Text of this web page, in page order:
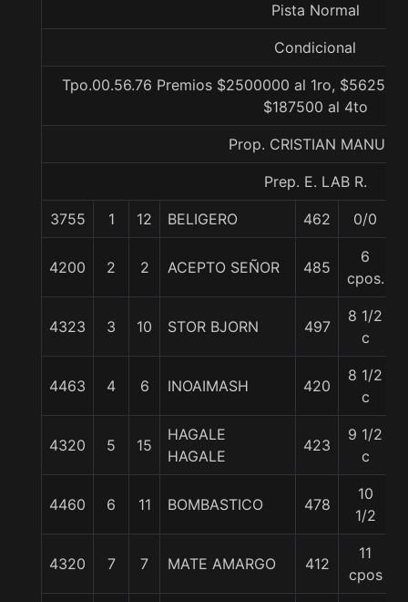
Pista Normal
Condicional
Tpo.00.56.76 Premios $2500000 al 1ro,
$187500 al 4to
Prop. CRISTIAN MANUEL
Prep. E. LAB R.
3755 1 12 BELIGERO 462 0/0
4200 2 2 ACEPTO SEÑOR 485
6
cpos.
4323 3 10 STOR BJORN 497
8 1/2
c
4463 4 6 INOAIMASH 420
8 1/2
c
4320 5 15
HAGALE
HAGALE
423
9 1/2
c
4460 6 11 BOMBASTICO 478
10
1/2
4320 7 7 MATE AMARGO 412
11
cpos